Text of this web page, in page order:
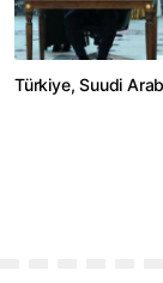
Türkiye, Suudi